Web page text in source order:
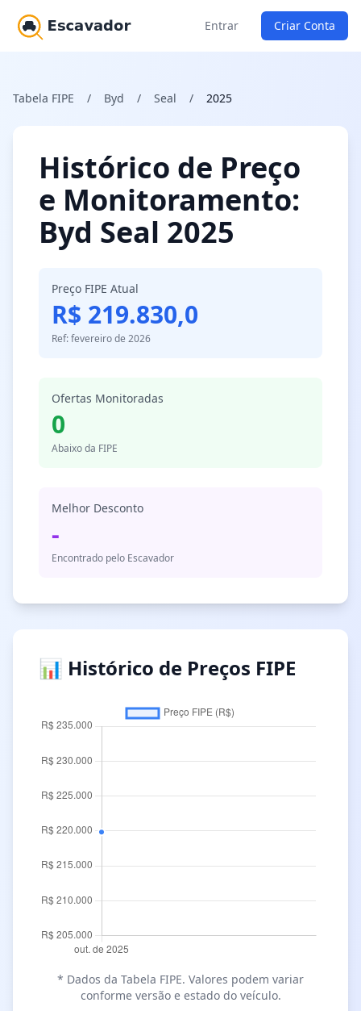
Entrar Criar Conta
Tabela FIPE / Byd / Seal / 2025
Histórico de Preço
e Monitoramento:
Byd Seal 2025
Preço FIPE Atual
R$ 219.830,0
Ref: fevereiro de 2026
Ofertas Monitoradas
0
Abaixo da FIPE
Melhor Desconto
-
Encontrado pelo Escavador
📊 Histórico de Preços FIPE
* Dados da Tabela FIPE. Valores podem variar
conforme versão e estado do veículo.